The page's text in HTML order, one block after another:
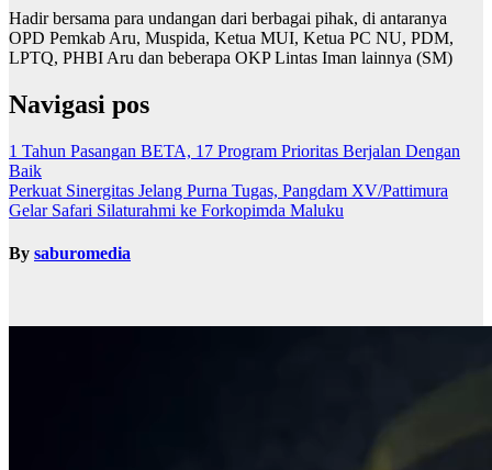
Hadir bersama para undangan dari berbagai pihak, di antaranya
OPD Pemkab Aru, Muspida, Ketua MUI, Ketua PC NU, PDM,
LPTQ, PHBI Aru dan beberapa OKP Lintas Iman lainnya (SM)
Navigasi pos
1 Tahun Pasangan BETA, 17 Program Prioritas Berjalan Dengan
Baik
Perkuat Sinergitas Jelang Purna Tugas, Pangdam XV/Pattimura
Gelar Safari Silaturahmi ke Forkopimda Maluku
By saburomedia